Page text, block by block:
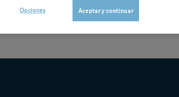
Aceptar y continuar
Opciones